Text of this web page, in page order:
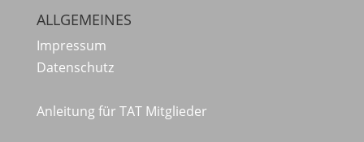
ALLGEMEINES
Impressum
Datenschutz
Anleitung für TAT Mitglieder